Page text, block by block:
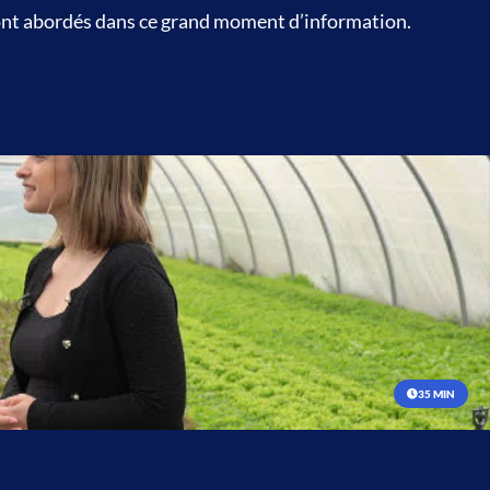
abordés dans ce grand moment d’information.
35 MIN